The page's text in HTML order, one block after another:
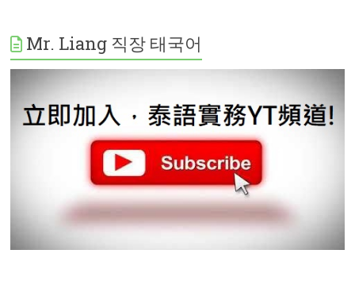
Mr. Liang 직장 태국어